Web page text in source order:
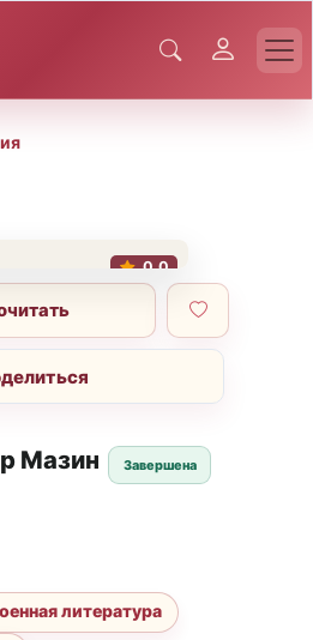
0.0
Мазин Завершена
литература